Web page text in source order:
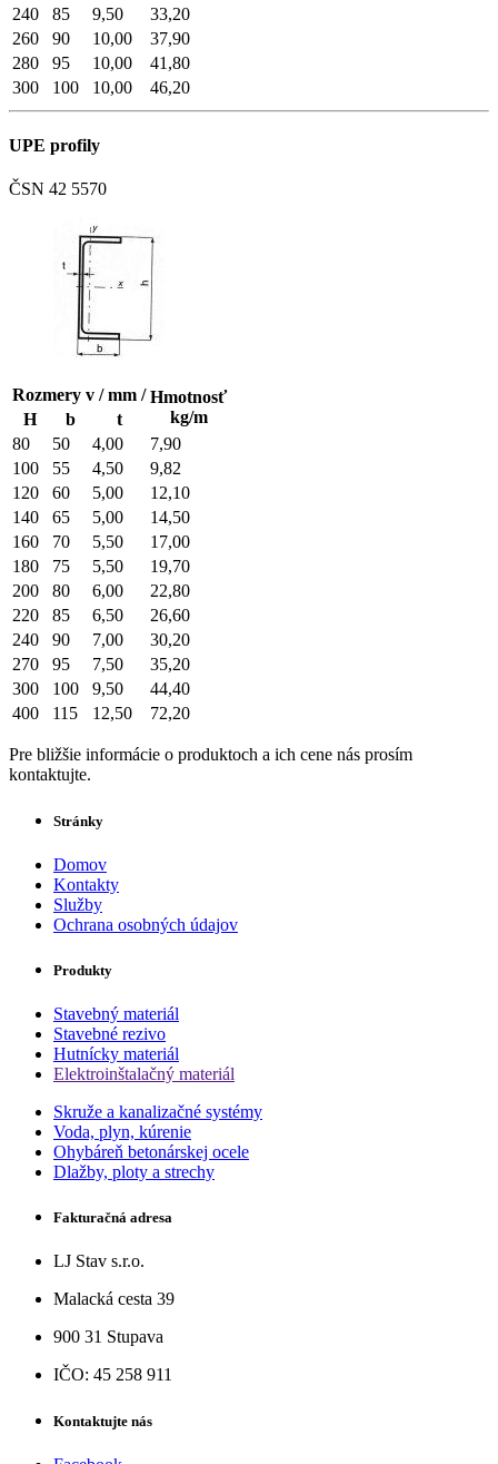
240
85 9,50
33,20
260
90 10,00
37,90
280
95 10,00
41,80
300
100 10,00 46,20
UPE profily
ČSN 42 5570
Rozmery v / mm / Hmotnosť
kg/m
H b
t
80
50 4,00
7,90
100
55 4,50
9,82
120
60 5,00
12,10
140
65 5,00
14,50
160
70 5,50
17,00
180
75 5,50
19,70
200
80 6,00
22,80
220
85 6,50
26,60
240
90 7,00
30,20
270
95 7,50
35,20
300
100 9,50
44,40
400
115 12,50 72,20
Pre bližšie informácie o produktoch a ich cene nás prosím
kontaktujte.
Stránky
Domov
Kontakty
Služby
Ochrana osobných údajov
Produkty
Stavebný materiál
Stavebné rezivo
Hutnícky materiál
Elektroinštalačný materiál
Skruže a kanalizačné systémy
Voda, plyn, kúrenie
Ohybáreň betonárskej ocele
Dlažby, ploty a strechy
Fakturačná adresa
LJ Stav s.r.o.
Malacká cesta 39
900 31 Stupava
IČO: 45 258 911
Kontaktujte nás